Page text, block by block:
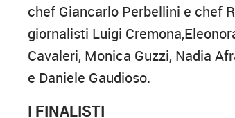
chef Giancarlo Perbellini e chef
giornalisti Luigi
Cavaleri, Monica Guzzi, Nadia
e Daniele Gaudioso.
I FINALISTI